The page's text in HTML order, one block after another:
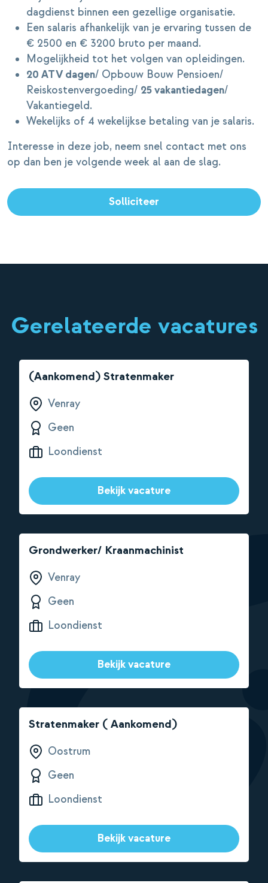
dagdienst binnen een gezellige organisatie.
Een salaris afhankelijk van je ervaring tussen de
€ 2500 en € 3200 bruto per maand.
Mogelijkheid tot het volgen van opleidingen.
20 ATV dagen/ Opbouw Bouw Pensioen/
Reiskostenvergoeding/ 25 vakantiedagen/
Vakantiegeld.
Wekelijks of 4 wekelijkse betaling van je salaris.
Interesse in deze job, neem snel contact met ons
op dan ben je volgende week al aan de slag.
Solliciteer
Gerelateerde vacatures
(Aankomend) Stratenmaker
Venray
Geen
Loondienst
Bekijk vacature
Grondwerker/ Kraanmachinist
Venray
Geen
Loondienst
Bekijk vacature
Stratenmaker ( Aankomend)
Oostrum
Geen
Loondienst
Bekijk vacature